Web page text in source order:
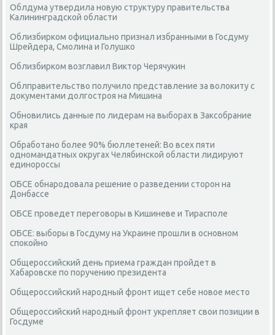
Облдума утвердила новую структуру правительства
Калининградской области
Облизбирком официально признал избранными в Госдуму
Шрейдера, Смолина и Голушко
Облизбирком возглавил Виктор Черячукин
Облправительство получило представление за волокиту с
документами долгостроя на Мишина
Обновились данные по лидерам на выборах в Заксобрание
края
Обработано более 90% бюллетеней: Во всех пяти
одномандатных округах Челябинской области лидируют
единороссы
ОБСЕ обнародовала решение о разведении сторон на
Донбассе
ОБСЕ проведет переговоры в Кишиневе и Тирасполе
ОБСЕ: выборы в Госдуму на Украине прошли в основном
спокойно
Общероссийский день приема граждан пройдет в
Хабаровске по поручению президента
Общероссийский народный фронт ищет себе новое место
Общероссийский народный фронт укрепляет свои позиции в
Госдуме